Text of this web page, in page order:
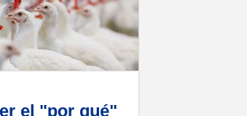
el "por qué"